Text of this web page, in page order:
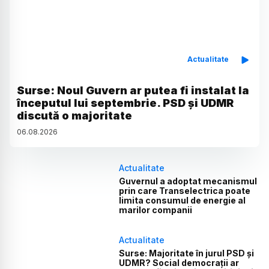
Actualitate
Surse: Noul Guvern ar putea fi instalat la
începutul lui septembrie. PSD și UDMR
discută o majoritate
06.08.2026
Actualitate
Guvernul a adoptat mecanismul
prin care Transelectrica poate
limita consumul de energie al
marilor companii
Actualitate
Surse: Majoritate în jurul PSD și
UDMR? Social democrații ar